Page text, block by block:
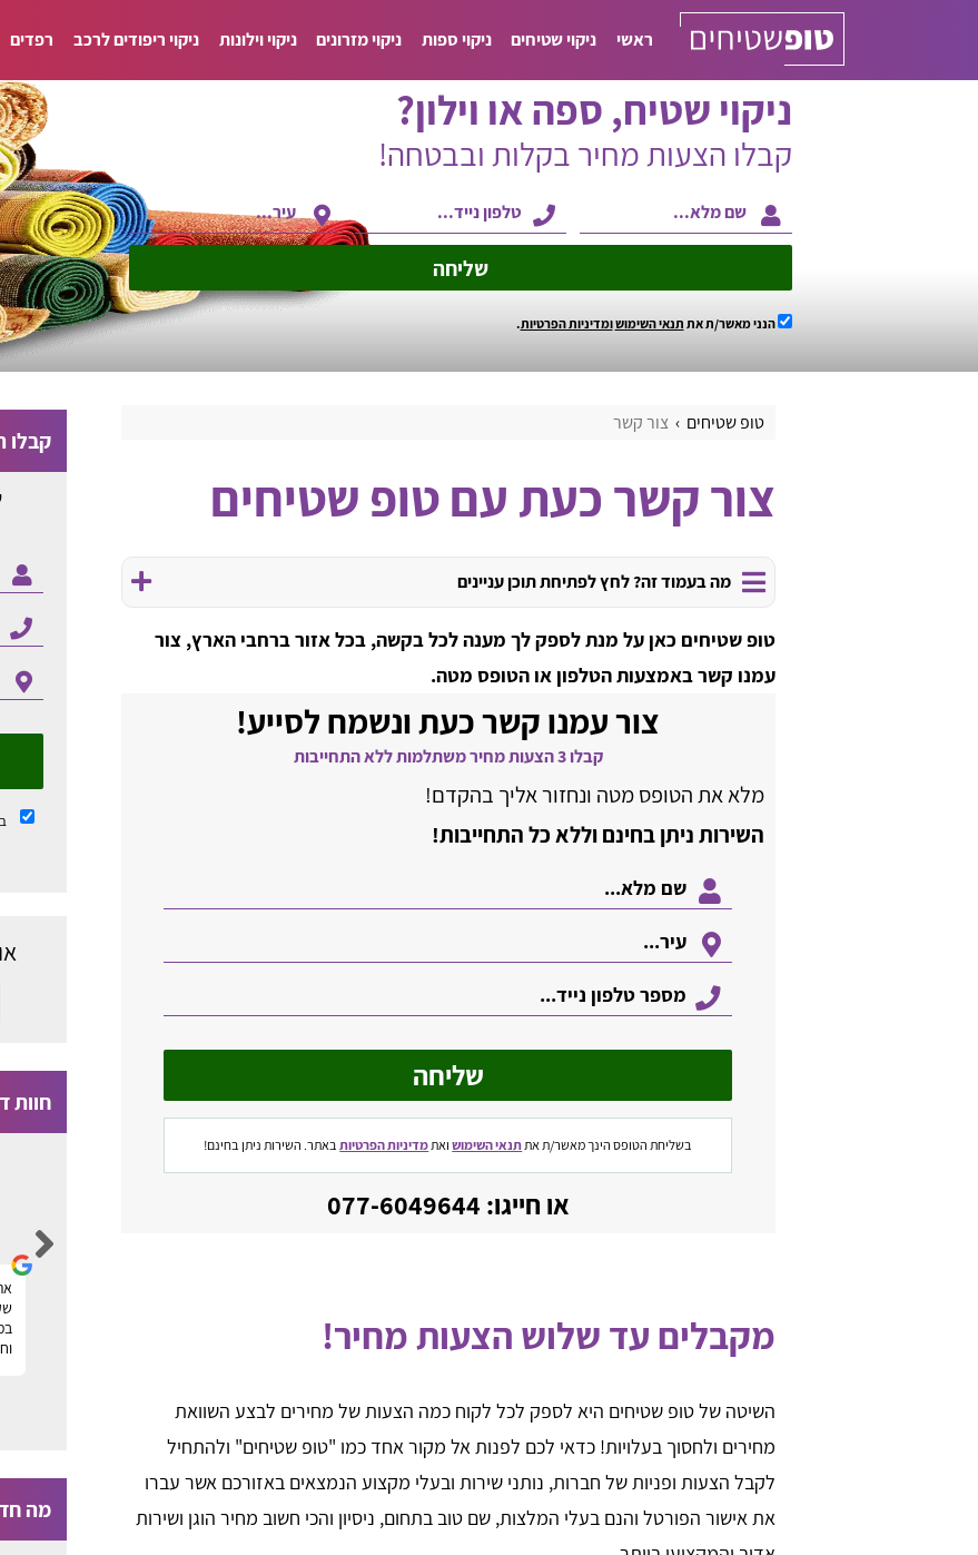
ראשי ניקוי שטיחים ניקוי ספות ניקוי מזרונים ניקוי וילונות ניקוי ריפודים לרכב רפדים
ניקוי שטיח, ספה או וילון?
קבלו הצעות מחיר בקלות ובבטחה!
שליחה
הנני מאשר/ת את תנאי השימושומדיניות הפרטיות.
טופ שטיחים צור קשר
צור קשר כעת עם טופ שטיחים
מה בעמוד זה? לחץ לפתיחת תוכן עניינים
טופ שטיחים כאן על מנת לספק לך מענה לכל בקשה, בכל אזור ברחבי הארץ, צור
עמנו קשר באמצעות הטלפון או הטופס מטה.
צור עמנו קשר כעת ונשמח לסייע!
קבלו 3 הצעות מחיר משתלמות ללא התחייבות
מלא את הטופס מטה ונחזור אליך בהקדם!
השירות ניתן בחינם וללא כל התחייבות!
שליחה
בשליחת הטופס הינך מאשר/ת אתתנאי השימושואתמדיניות הפרטיותבאתר. השירות ניתן בחינם!
או חייגו: 077-6049644
מקבלים עד שלוש הצעות מחיר!
השיטה של טופ שטיחים היא לספק לכל לקוח כמה הצעות של מחירים לבצע השוואת
מחירים ולחסוך בעלויות! כדאי לכם לפנות אל מקור אחד כמו "טופ שטיחים" ולהתחיל
לקבל הצעות ופניות של חברות, נותני שירות ובעלי מקצוע הנמצאים באזורכם אשר עברו
את אישור הפורטל והנם בעלי המלצות, שם טוב בתחום, ניסיון והכי חשוב מחיר הוגן ושירות
קבלו
חוות
העזרה! מוטי
Elad Ben Moshe
השארתם הפרטים באתר, קיבלתי 3 מספרי
טלפון של חברות ואנשי מקצוע העוסקים בניקוי
רבה.
מה